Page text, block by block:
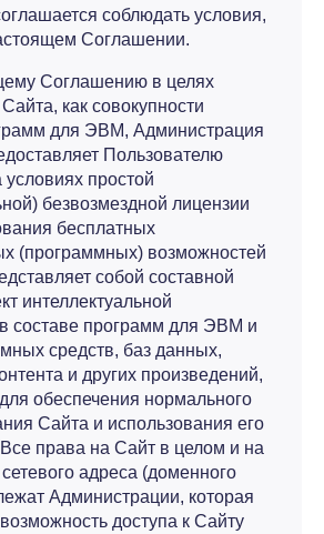
соблюдать условия,
Соглашении.
Соглашению в целях
как совокупности
для ЭВМ, Администрация
Пользователю
условиях простой
безвозмездной лицензии
бесплатных
(программных) возможностей
собой составной
интеллектуальной
составе программ для ЭВМ и
средств, баз данных,
и других произведений,
обеспечения нормального
Сайта и использования его
права на Сайт в целом и на
адреса (доменного
Администрации, которая
доступа к Сайту